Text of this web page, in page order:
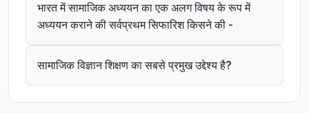
भारत में सामाजिक अध्ययन का एक अलग विषय के रूप में
अध्ययन कराने की सर्वप्रथम सिफारिश किसने की -
सामाजिक विज्ञान शिक्षण का सबसे प्रमुख उद्देश्य है?